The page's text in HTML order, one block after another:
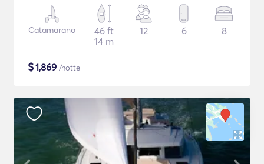
Catamarano
46 ft
14 m
12 6 8
$1,869 /notte